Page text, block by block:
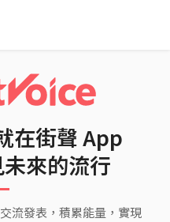
在街聲 App
來的流行
流發表，積累能量，實現